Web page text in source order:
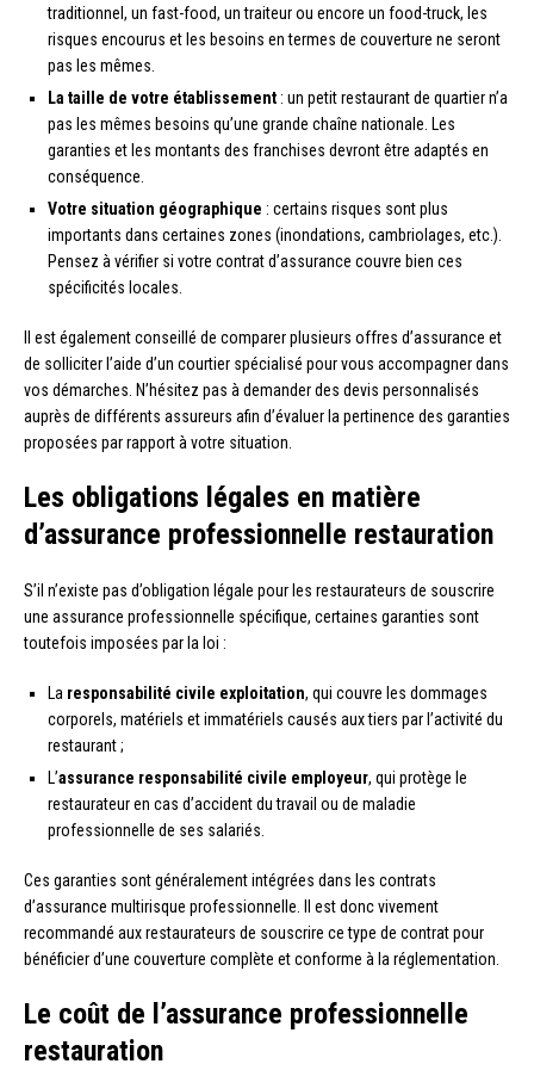
traditionnel, un fast-food, un traiteur ou encore un food-truck, les
risques encourus et les besoins en termes de couverture ne seront
pas les mêmes.
La taille de votre établissement : un petit restaurant de quartier n’a
pas les mêmes besoins qu’une grande chaîne nationale. Les
garanties et les montants des franchises devront être adaptés en
conséquence.
Votre situation géographique : certains risques sont plus
importants dans certaines zones (inondations, cambriolages, etc.).
Pensez à vérifier si votre contrat d’assurance couvre bien ces
spécificités locales.
Il est également conseillé de comparer plusieurs offres d’assurance et
de solliciter l’aide d’un courtier spécialisé pour vous accompagner dans
vos démarches. N’hésitez pas à demander des devis personnalisés
auprès de différents assureurs afin d’évaluer la pertinence des garanties
proposées par rapport à votre situation.
Les obligations légales en matière
d’assurance professionnelle restauration
S’il n’existe pas d’obligation légale pour les restaurateurs de souscrire
une assurance professionnelle spécifique, certaines garanties sont
toutefois imposées par la loi :
La responsabilité civile exploitation, qui couvre les dommages
corporels, matériels et immatériels causés aux tiers par l’activité du
restaurant ;
L’assurance responsabilité civile employeur, qui protège le
restaurateur en cas d’accident du travail ou de maladie
professionnelle de ses salariés.
Ces garanties sont généralement intégrées dans les contrats
d’assurance multirisque professionnelle. Il est donc vivement
recommandé aux restaurateurs de souscrire ce type de contrat pour
bénéficier d’une couverture complète et conforme à la réglementation.
Le coût de l’assurance professionnelle
restauration